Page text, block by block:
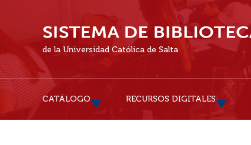
de la Universidad Católica de Salta
CATÁLOGO RECURSOS DIGITALES